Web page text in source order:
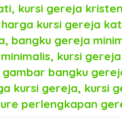
kursi gereja
kursi gereja
bangku gereja
kursi
bangku
kursi gereja, kursi
perlengkapan